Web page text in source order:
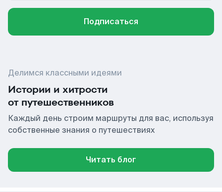
Подписаться
Делимся классными идеями
Истории и хитрости
от путешественников
Каждый день строим маршруты для вас, используя
собственные знания о путешествиях
Читать блог